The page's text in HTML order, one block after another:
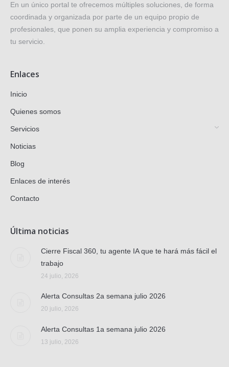
En un único portal te ofrecemos múltiples soluciones, de forma
coordinada y organizada por parte de un equipo propio de
profesionales, que ponen su amplia experiencia y compromiso a
tu servicio.
Enlaces
Inicio
Quienes somos
Servicios
Noticias
Blog
Enlaces de interés
Contacto
Última noticias
Cierre Fiscal 360, tu agente IA que te hará más fácil el
trabajo
24 julio, 2026
Alerta Consultas 2a semana julio 2026
20 julio, 2026
Alerta Consultas 1a semana julio 2026
13 julio, 2026